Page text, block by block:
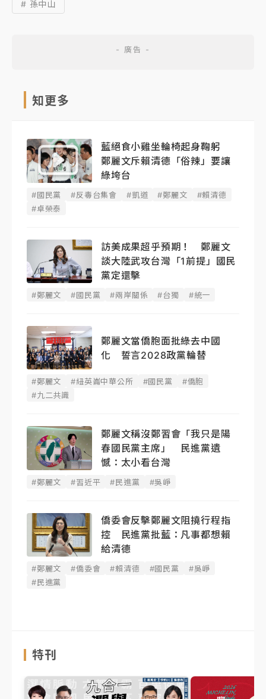
# 孫中山
知更多
藍絕食小雞坐輪椅起身鞠躬
鄭麗文斥賴清德「俗辣」要讓
綠垮台
#國民黨 #反毒台集會 #凱道 #鄭麗文
#賴清德
#卓榮泰
訪美成果超乎預期！ 鄭麗文
談大陸武攻台灣「1前提」國民
黨定還擊
#鄭麗文 #國民黨 #兩岸關係 #台獨 #統一
鄭麗文當僑胞面批綠去中國
化 誓言2028政黨輪替
#鄭麗文 #紐英崙中華公所 #國民黨
#僑胞
#九二共識
鄭麗文稱沒鄭習會「我只是陽
春國民黨主席」 民進黨遺
憾：太小看台灣
#鄭麗文 #習近平 #民進黨 #吳崢
僑委會反擊鄭麗文阻撓行程指
控 民進黨批藍：凡事都想賴
給清德
#鄭麗文 #僑委會 #賴清德 #國民黨
#吳崢
#民進黨
特刊